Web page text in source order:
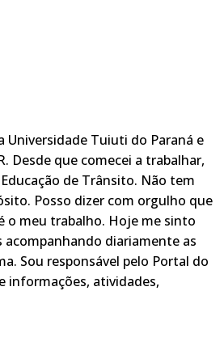
Tuiuti do Paraná e
Desde que comecei a trabalhar,
de Trânsito. Não tem
Posso dizer com orgulho que
o meu trabalho. Hoje me sinto
diariamente as
Sou responsável pelo Portal do
informações, atividades,